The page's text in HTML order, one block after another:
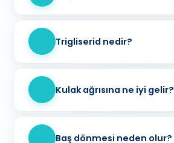
Trigliserid nedir?
Kulak ağrısına ne iyi gelir?
Baş dönmesi neden olur?